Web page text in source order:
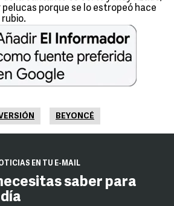
porque se lo estropeó hace
BEYONCÉ
EN TU E-MAIL
saber para